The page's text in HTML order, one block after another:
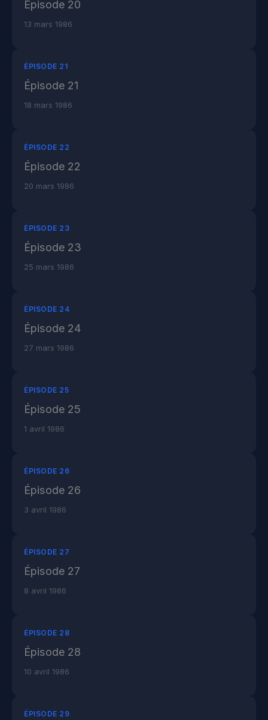
Épisode 20
13 mars 1986
ÉPISODE 21
Épisode 21
18 mars 1986
ÉPISODE 22
Épisode 22
20 mars 1986
ÉPISODE 23
Épisode 23
25 mars 1986
ÉPISODE 24
Épisode 24
27 mars 1986
ÉPISODE 25
Épisode 25
1 avril 1986
ÉPISODE 26
Épisode 26
3 avril 1986
ÉPISODE 27
Épisode 27
8 avril 1986
ÉPISODE 28
Épisode 28
10 avril 1986
ÉPISODE 29